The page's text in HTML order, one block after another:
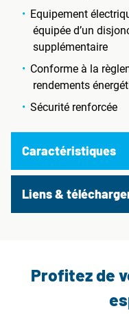
Equipement
équipée d’un
supplémentaire
Conforme à la
rendements
Sécurité renforcée
Caractéristiques
Liens &
Profitez de